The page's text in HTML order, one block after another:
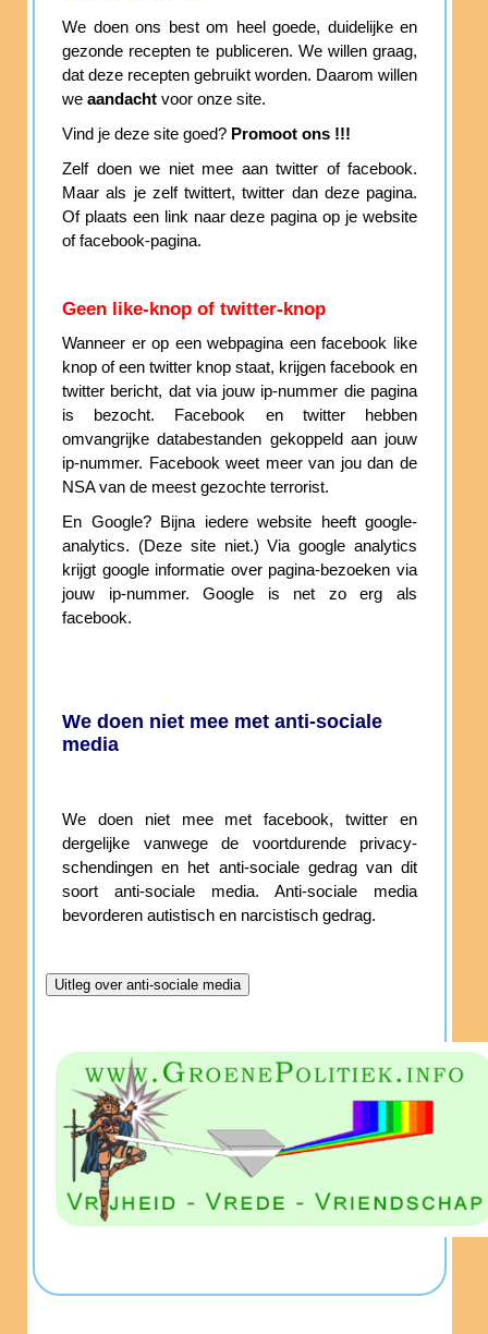
We doen ons best om heel goede, duidelijke en
gezonde recepten te publiceren. We willen graag,
dat deze recepten gebruikt worden. Daarom willen
we aandacht voor onze site.
Vind je deze site goed? Promoot ons !!!
Zelf doen we niet mee aan twitter of facebook.
Maar als je zelf twittert, twitter dan deze pagina.
Of plaats een link naar deze pagina op je website
of facebook-pagina.
Geen like-knop of twitter-knop
Wanneer er op een webpagina een facebook like
knop of een twitter knop staat, krijgen facebook en
twitter bericht, dat via jouw ip-nummer die pagina
is bezocht. Facebook en twitter hebben
omvangrijke databestanden gekoppeld aan jouw
ip-nummer. Facebook weet meer van jou dan de
NSA van de meest gezochte terrorist.
En Google? Bijna iedere website heeft google-
analytics. (Deze site niet.) Via google analytics
krijgt google informatie over pagina-bezoeken via
jouw ip-nummer. Google is net zo erg als
facebook.
We doen niet mee met anti-sociale
media
We doen niet mee met facebook, twitter en
dergelijke vanwege de voortdurende privacy-
schendingen en het anti-sociale gedrag van dit
soort anti-sociale media. Anti-sociale media
bevorderen autistisch en narcistisch gedrag.